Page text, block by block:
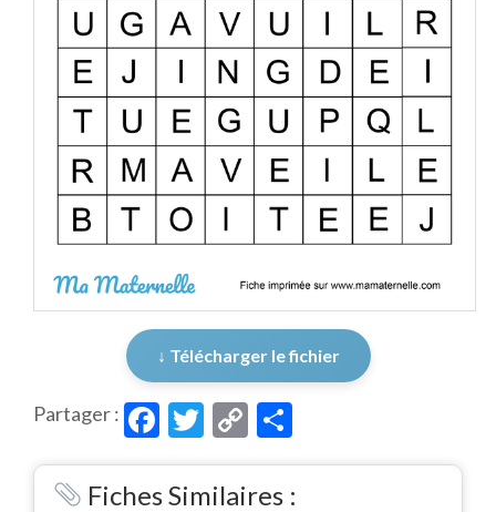
↓ Télécharger le fichier
Partager : Facebook
Twitter
Copy
Link
Fiches Similaires :